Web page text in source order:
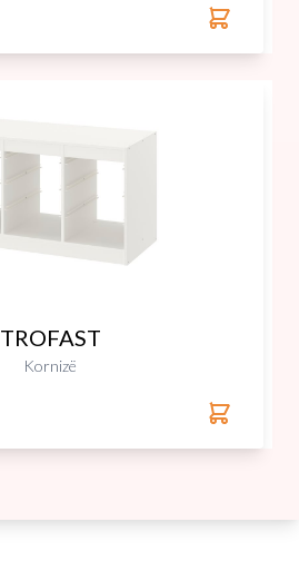
TROFAST
Kornizë